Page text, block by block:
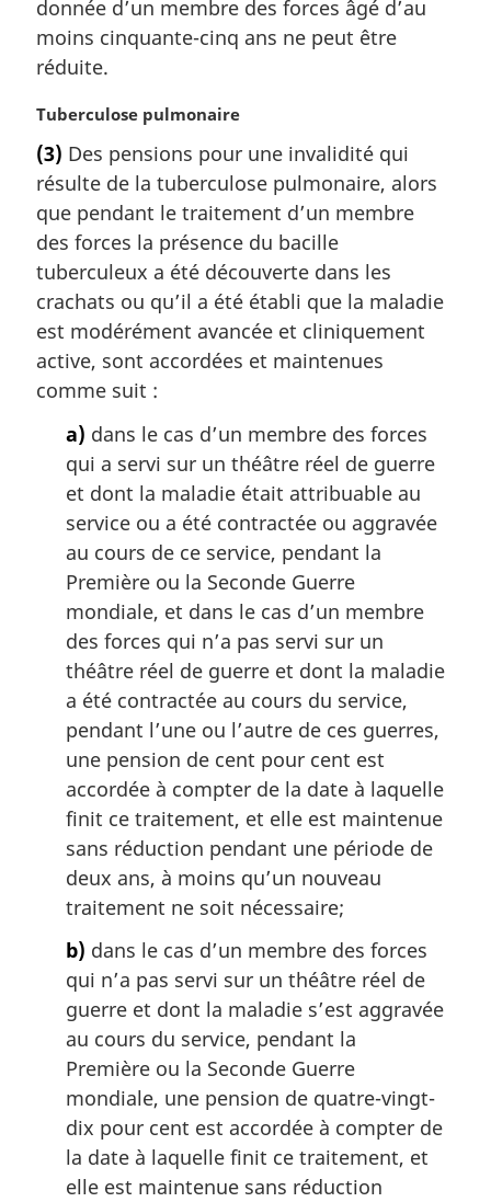
:
g
i
a
l
e
:
donnée d’un membre des forces âgé d’au
moins cinquante-cinq ans ne peut être
réduite.
N
t
e
m
a
g
i
n
a
e
Tuberculose pulmonaire
(3) Des pensions pour une invalidité qui
résulte de la tuberculose pulmonaire, alors
que pendant le traitement d’un membre
des forces la présence du bacille
tuberculeux a été découverte dans les
crachats ou qu’il a été établi que la maladie
est modérément avancée et cliniquement
active, sont accordées et maintenues
comme suit :
a) dans le cas d’un membre des forces
qui a servi sur un théâtre réel de guerre
et dont la maladie était attribuable au
service ou a été contractée ou aggravée
au cours de ce service, pendant la
Première ou la Seconde Guerre
mondiale, et dans le cas d’un membre
des forces qui n’a pas servi sur un
théâtre réel de guerre et dont la maladie
a été contractée au cours du service,
pendant l’une ou l’autre de ces guerres,
une pension de cent pour cent est
accordée à compter de la date à laquelle
finit ce traitement, et elle est maintenue
sans réduction pendant une période de
deux ans, à moins qu’un nouveau
traitement ne soit nécessaire;
b) dans le cas d’un membre des forces
qui n’a pas servi sur un théâtre réel de
guerre et dont la maladie s’est aggravée
au cours du service, pendant la
Première ou la Seconde Guerre
mondiale, une pension de quatre-vingt-
dix pour cent est accordée à compter de
la date à laquelle finit ce traitement, et
elle est maintenue sans réduction